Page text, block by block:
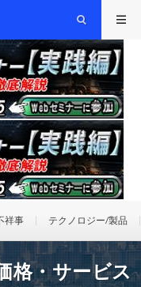
祥事 テクノロジー/製品
格・サービス